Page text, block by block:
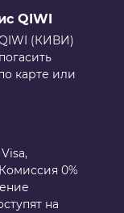
QIWI
(КИВИ)
карте или
0%
на